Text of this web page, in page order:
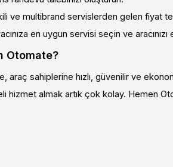
ve multibrand servislerden gelen fiyat
en uygun servisi seçin ve
Otomate?
araç sahiplerine hızlı, güvenilir ve
hizmet almak artık çok kolay. Hemen